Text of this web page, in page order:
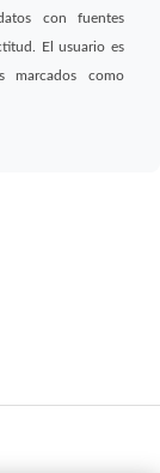
con fuentes
El usuario es
marcados como